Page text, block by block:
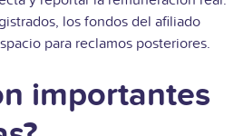
los fondos del afiliado
para reclamos posteriores.
importantes